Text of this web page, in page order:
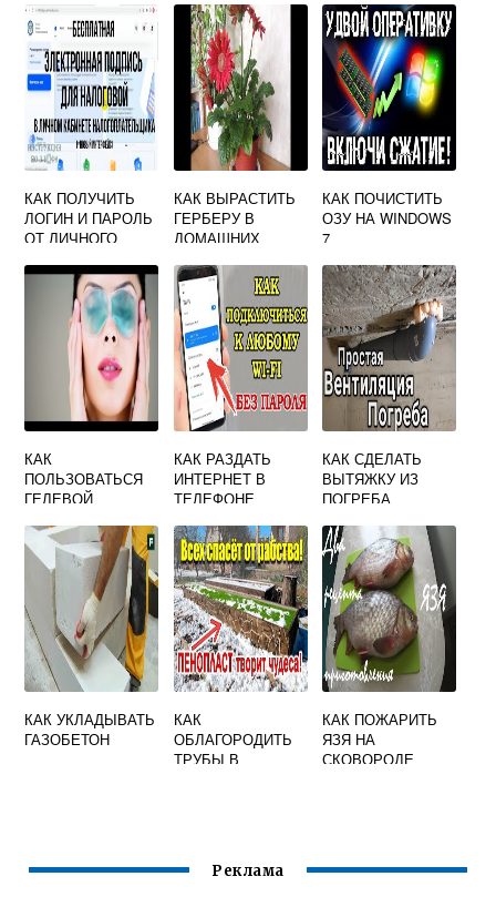
КАК ПОЛУЧИТЬ
ЛОГИН И ПАРОЛЬ
ОТ ЛИЧНОГО
НАЛОГОПЛАТЕЛЬ
ФИЗИЧЕСКОГО
КАК ВЫРАСТИТЬ
ГЕРБЕРУ В
ДОМАШНИХ
КАК ПОЧИСТИТЬ
ОЗУ НА WINDOWS
7
КАК
ПОЛЬЗОВАТЬСЯ
ГЕЛЕВОЙ
ГЛАЗ
КАК РАЗДАТЬ
ИНТЕРНЕТ В
ТЕЛЕФОНЕ
КАК СДЕЛАТЬ
ВЫТЯЖКУ ИЗ
ПОГРЕБА
КАК УКЛАДЫВАТЬ
ГАЗОБЕТОН
КАК
ОБЛАГОРОДИТЬ
ТРУБЫ В
КАК ПОЖАРИТЬ
ЯЗЯ НА
СКОВОРОДЕ
Реклама